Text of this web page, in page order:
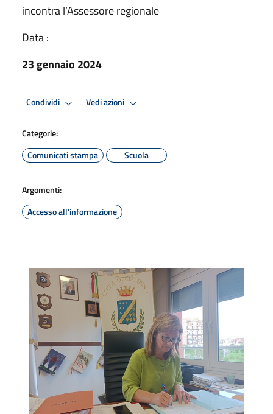
incontra l’Assessore regionale
Data :
23 gennaio 2024
Condividi Vedi azioni
Categorie:
Comunicati stampa
Scuola
Argomenti:
Accesso all'informazione